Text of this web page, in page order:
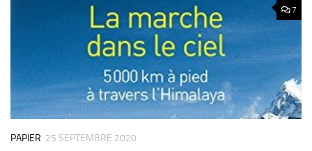
7
PAPIER 25 SEPTEMBRE 2020